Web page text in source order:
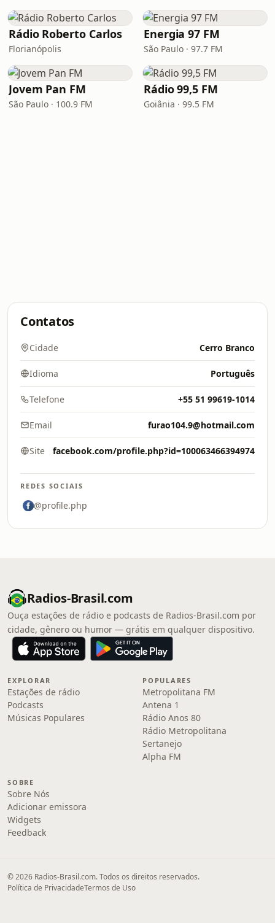
Rádio Roberto Carlos
Florianópolis
Energia 97 FM
São Paulo · 97.7 FM
Jovem Pan FM
São Paulo · 100.9 FM
Rádio 99,5 FM
Goiânia · 99.5 FM
Contatos
Cidade Cerro Branco
Idioma Português
Telefone +55 51 99619-1014
Email furao104.9@hotmail.com
Site facebook.com/profile.php?id=100063466394974
REDES SOCIAIS
@profile.php
Radios-Brasil.com
Ouça estações de rádio e podcasts de Radios-Brasil.com por
cidade, gênero ou humor — grátis em qualquer dispositivo.
EXPLORAR
Estações de rádio
Podcasts
Músicas Populares
POPULARES
Metropolitana FM
Antena 1
Rádio Anos 80
Rádio Metropolitana
Sertanejo
Alpha FM
SOBRE
Sobre Nós
Adicionar emissora
Widgets
Feedback
© 2026 Radios-Brasil.com. Todos os direitos reservados.
Política de PrivacidadeTermos de Uso